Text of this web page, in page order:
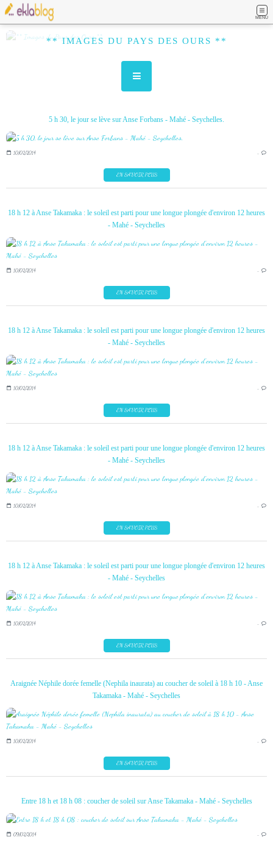
MENU
** IMAGES DU PAYS DES OURS **
5 h 30, le jour se lève sur Anse Forbans - Mahé - Seychelles.
10/02/2014 …
EN SAVOIR PLUS
18 h 12 à Anse Takamaka : le soleil est parti pour une longue plongée d'environ 12 heures
- Mahé - Seychelles
10/02/2014 …
EN SAVOIR PLUS
18 h 12 à Anse Takamaka : le soleil est parti pour une longue plongée d'environ 12 heures
- Mahé - Seychelles
10/02/2014 …
EN SAVOIR PLUS
18 h 12 à Anse Takamaka : le soleil est parti pour une longue plongée d'environ 12 heures
- Mahé - Seychelles
10/02/2014 …
EN SAVOIR PLUS
18 h 12 à Anse Takamaka : le soleil est parti pour une longue plongée d'environ 12 heures
- Mahé - Seychelles
10/02/2014 …
EN SAVOIR PLUS
Araignée Néphile dorée femelle (Nephila inaurata) au coucher de soleil à 18 h 10 - Anse
Takamaka - Mahé - Seychelles
10/02/2014 …
EN SAVOIR PLUS
Entre 18 h et 18 h 08 : coucher de soleil sur Anse Takamaka - Mahé - Seychelles
09/02/2014 …